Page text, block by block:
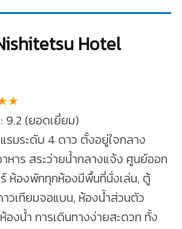
Hotel
9.2 (ยอดเยี่ยม)
รมระดับ 4 ดาว ตั้งอยู่ใจกลาง
หาร สระว่ายน้ำกลางแจ้ง ศูนย์ออก
ห้องพักทุกห้องมีพื้นที่นั่งเล่น, ตู้
วเทียมจอแบน, ห้องน้ำส่วนตัว
องน้ำ การเดินทางง่ายสะดวก ทั้ง